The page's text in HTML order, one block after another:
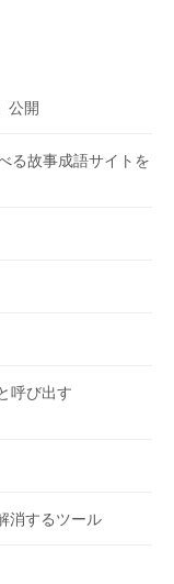
公開
る故事成語サイトを
呼び出す
消するツール